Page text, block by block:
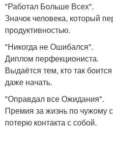
"Работал Больше Всех".
Значок человека, который
продуктивностью.
"Никогда не Ошибался".
Диплом перфекциониста.
Выдаётся тем, кто так
даже начать.
"Оправдал все Ожидания".
Премия за жизнь по чужому
потерю контакта с собой.